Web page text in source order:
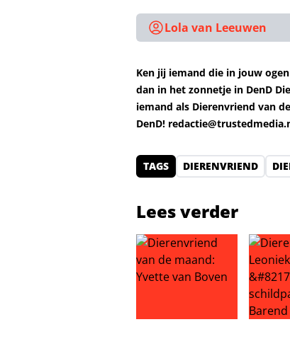
Lola van Leeuwen
Ken jij iemand die in jouw
dan in het zonnetje in DenD
iemand als Dierenvriend van
DenD!
TAGS DIERENVRIEND
Lees verder